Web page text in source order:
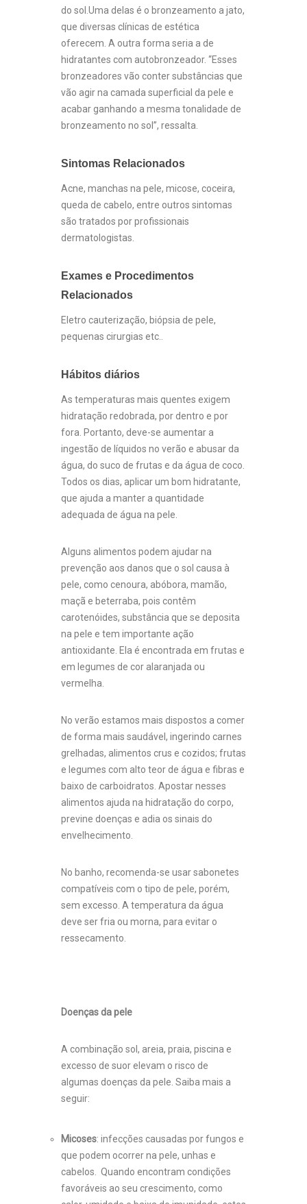
do sol.Uma delas é o bronzeamento a jato,
que diversas clínicas de estética
oferecem. A outra forma seria a de
hidratantes com autobronzeador. “Esses
bronzeadores vão conter substâncias que
vão agir na camada superficial da pele e
acabar ganhando a mesma tonalidade de
bronzeamento no sol”, ressalta.
Sintomas Relacionados
Acne, manchas na pele, micose, coceira,
queda de cabelo, entre outros sintomas
são tratados por profissionais
dermatologistas.
Exames e Procedimentos
Relacionados
Eletro cauterização, biópsia de pele,
pequenas cirurgias etc..
Hábitos diários
As temperaturas mais quentes exigem
hidratação redobrada, por dentro e por
fora. Portanto, deve-se aumentar a
ingestão de líquidos no verão e abusar da
água, do suco de frutas e da água de coco.
Todos os dias, aplicar um bom hidratante,
que ajuda a manter a quantidade
adequada de água na pele.
Alguns alimentos podem ajudar na
prevenção aos danos que o sol causa à
pele, como cenoura, abóbora, mamão,
maçã e beterraba, pois contêm
carotenóides, substância que se deposita
na pele e tem importante ação
antioxidante. Ela é encontrada em frutas e
em legumes de cor alaranjada ou
vermelha.
No verão estamos mais dispostos a comer
de forma mais saudável, ingerindo carnes
grelhadas, alimentos crus e cozidos; frutas
e legumes com alto teor de água e fibras e
baixo de carboidratos. Apostar nesses
alimentos ajuda na hidratação do corpo,
previne doenças e adia os sinais do
envelhecimento.
No banho, recomenda-se usar sabonetes
compatíveis com o tipo de pele, porém,
sem excesso. A temperatura da água
deve ser fria ou morna, para evitar o
ressecamento.
Doenças da pele
A combinação sol, areia, praia, piscina e
excesso de suor elevam o risco de
algumas doenças da pele. Saiba mais a
seguir:
Micoses: infecções causadas por fungos e
que podem ocorrer na pele, unhas e
cabelos. Quando encontram condições
favoráveis ao seu crescimento, como